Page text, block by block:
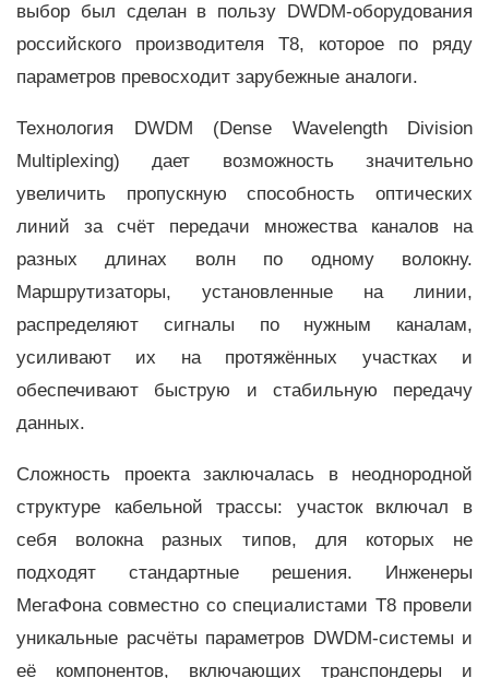
выбор был сделан в пользу DWDM-оборудования
российского производителя Т8, которое по ряду
параметров превосходит зарубежные аналоги.
Технология DWDM (Dense Wavelength Division
Multiplexing) дает возможность значительно
увеличить пропускную способность оптических
линий за счёт передачи множества каналов на
разных длинах волн по одному волокну.
Маршрутизаторы, установленные на линии,
распределяют сигналы по нужным каналам,
усиливают их на протяжённых участках и
обеспечивают быструю и стабильную передачу
данных.
Сложность проекта заключалась в неоднородной
структуре кабельной трассы: участок включал в
себя волокна разных типов, для которых не
подходят стандартные решения. Инженеры
МегаФона совместно со специалистами Т8 провели
уникальные расчёты параметров DWDM-системы и
её компонентов, включающих транспондеры и